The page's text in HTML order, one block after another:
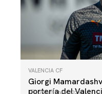
VALENCIA CF
Giorgi
portería del
25 octubre 2023